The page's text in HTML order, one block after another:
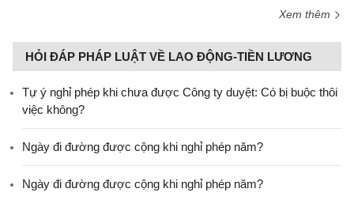
Xem thêm
HỎI ĐÁP PHÁP LUẬT VỀ LAO ĐỘNG-TIỀN LƯƠNG
Tự ý nghỉ phép khi chưa được Công ty duyệt: Có bị buộc thôi
việc không?
Ngày đi đường được cộng khi nghỉ phép năm?
Ngày đi đường được cộng khi nghỉ phép năm?